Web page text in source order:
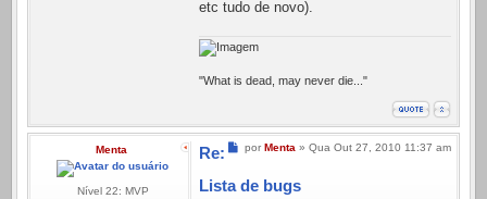
etc tudo de novo).
"What is dead, may never die..."
Menta
Nível 22: MVP
Mensagem
por Menta » Qua Out 27, 2010 11:37 am
Re:
Lista de bugs